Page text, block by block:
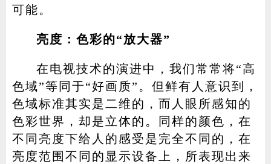
可能。
亮度：色彩的“放大器”
在电视技术的演进中，我们常常将“高
色域”等同于“好画质”。但鲜有人意识到，
色域标准其实是二维的，而人眼所感知的
色彩世界，却是立体的。同样的颜色，在
不同亮度下给人的感受是完全不同的，在
亮度范围不同的显示设备上，所表现出来